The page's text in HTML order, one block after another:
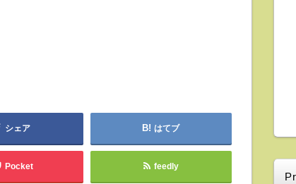
シェア はてブ
Pocket feedly